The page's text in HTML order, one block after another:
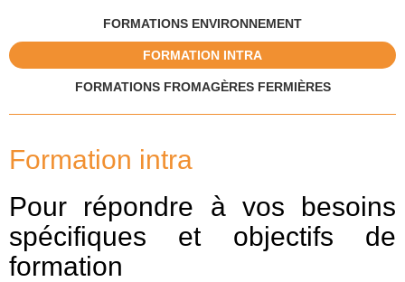
FORMATIONS ENVIRONNEMENT
FORMATION INTRA
FORMATIONS FROMAGÈRES FERMIÈRES
Formation intra
Pour répondre à vos besoins
spécifiques et objectifs de
formation